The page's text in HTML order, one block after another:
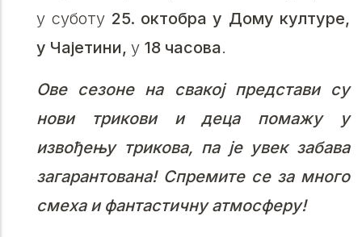
у суботу 25. октобра у Дому културе,
у Чајетини, у 18 часова.
Ове сезоне на свакој представи су
нови трикови и деца помажу у
извођењу трикова, па је увек забава
загарантована! Спремите се за много
смеха и фантастичну атмосферу!